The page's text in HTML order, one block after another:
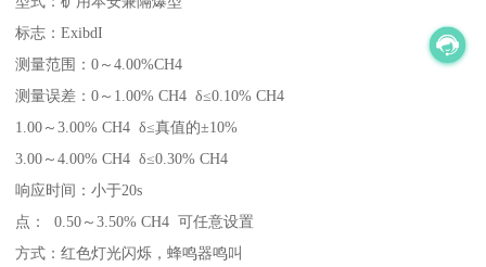
标志：ExibdI
测量范围：0～4.00%CH4
测量误差：0～1.00% CH4 δ≤0.10% CH4
1.00～3.00% CH4 δ≤真值的±10%
3.00～4.00% CH4 δ≤0.30% CH4
响应时间：小于20s
点： 0.50～3.50% CH4 可任意设置
方式：红色灯光闪烁，蜂鸣器鸣叫